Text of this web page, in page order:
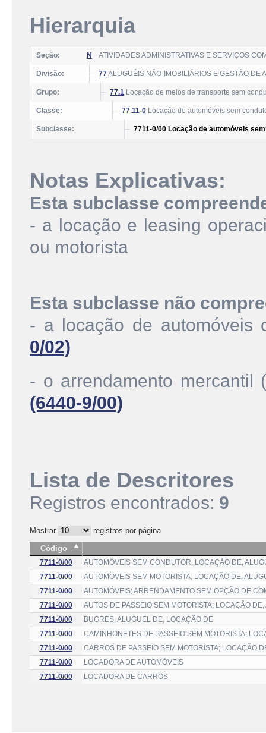
Hierarquia
Seção: N ATIVIDADES ADMINISTRATIVAS E SERVIÇOS
Divisão: 77ALUGUÉIS NÃO-IMOBILIÁRIOS E GESTÃO DE
Grupo: 77.1 Locação de meios de transporte sem
Classe: 77.11-0 Locação de automóveis sem
Subclasse: 7711-0/00 Locação de automóveis
Notas Explicativas:
Esta subclasse
- a locação e leasing
ou motorista
Esta subclasse não
- a locação de automóveis
0/02)
- o arrendamento mercantil
(6440-9/00)
Lista de Descritores
Registros encontrados: 9
Mostrar
registros por página
Código
7711-0/00
AUTOMÓVEIS SEM CONDUTOR; LOCAÇÃO DE,
7711-0/00
AUTOMÓVEIS SEM MOTORISTA; LOCAÇÃO DE,
7711-0/00
AUTOMÓVEIS; ARRENDAMENTO SEM OPÇÃO DE
7711-0/00
AUTOS DE PASSEIO SEM MOTORISTA; LOCAÇÃO
7711-0/00
BUGRES; ALUGUEL DE, LOCAÇÃO DE
7711-0/00
CAMINHONETES DE PASSEIO SEM MOTORISTA;
7711-0/00
CARROS DE PASSEIO SEM MOTORISTA; LOCAÇÃO
7711-0/00
LOCADORA DE AUTOMÓVEIS
7711-0/00
LOCADORA DE CARROS